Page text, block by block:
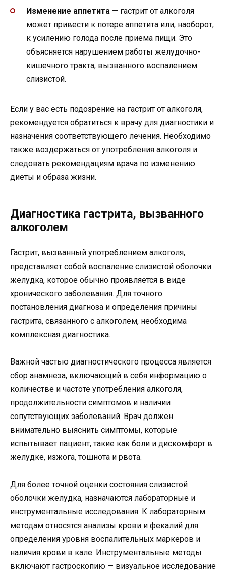
Изменение аппетита — гастрит от алкоголя
может привести к потере аппетита или, наоборот,
к усилению голода после приема пищи. Это
объясняется нарушением работы желудочно-
кишечного тракта, вызванного воспалением
слизистой.
Если у вас есть подозрение на гастрит от алкоголя,
рекомендуется обратиться к врачу для диагностики и
назначения соответствующего лечения. Необходимо
также воздержаться от употребления алкоголя и
следовать рекомендациям врача по изменению
диеты и образа жизни.
Диагностика гастрита, вызванного
алкоголем
Гастрит, вызванный употреблением алкоголя,
представляет собой воспаление слизистой оболочки
желудка, которое обычно проявляется в виде
хронического заболевания. Для точного
постановления диагноза и определения причины
гастрита, связанного с алкоголем, необходима
комплексная диагностика.
Важной частью диагностического процесса является
сбор анамнеза, включающий в себя информацию о
количестве и частоте употребления алкоголя,
продолжительности симптомов и наличии
сопутствующих заболеваний. Врач должен
внимательно выяснить симптомы, которые
испытывает пациент, такие как боли и дискомфорт в
желудке, изжога, тошнота и рвота.
Для более точной оценки состояния слизистой
оболочки желудка, назначаются лабораторные и
инструментальные исследования. К лабораторным
методам относятся анализы крови и фекалий для
определения уровня воспалительных маркеров и
наличия крови в кале. Инструментальные методы
включают гастроскопию — визуальное исследование